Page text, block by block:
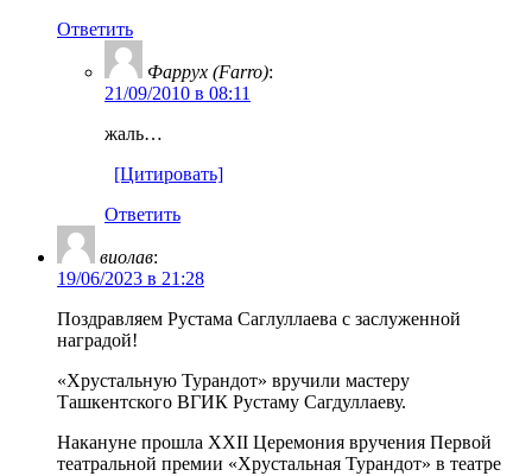
Ответить
Фаррух (Farro):
21/09/2010 в 08:11
жаль…
[Цитировать]
Ответить
виолав:
19/06/2023 в 21:28
Поздравляем Рустама Саглуллаева с заслуженной
наградой!
«Хрустальную Турандот» вручили мастеру
Ташкентского ВГИК Рустаму Сагдуллаеву.
Накануне прошла XXII Церемония вручения Первой
театральной премии «Хрустальная Турандот» в театре